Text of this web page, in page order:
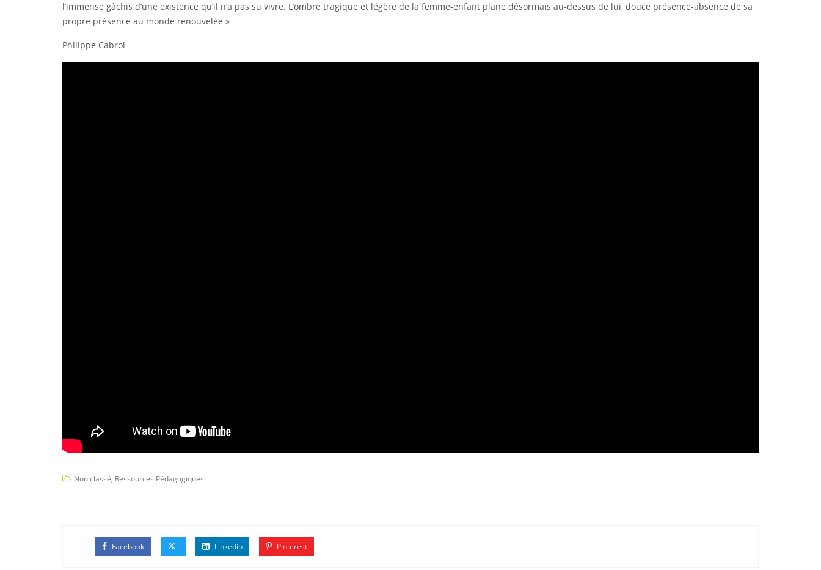
l’immense gâchis d’une existence qu’il n’a pas su vivre. L’ombre tragique et légère de la femme-enfant plane désormais au-dessus de lui, douce présence-absence de sa
propre présence au monde renouvelée »
Philippe Cabrol
Non classé, Ressources Pédagogiques
Facebook Linkedin Pinterest